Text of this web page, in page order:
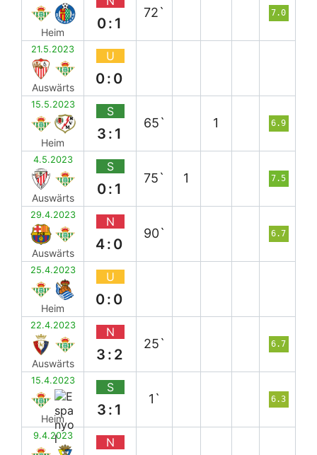
Heim
0:1
72` 7.0
21.5.2023
Auswärts
U
0:0
15.5.2023
Heim
S
3:1
65` 1 6.9
4.5.2023
Auswärts
S
0:1
75` 1 7.5
29.4.2023
Auswärts
N
4:0
90` 6.7
25.4.2023
Heim
U
0:0
22.4.2023
Auswärts
N
3:2
25` 6.7
15.4.2023
Heim
S
3:1
1` 6.3
9.4.2023 N